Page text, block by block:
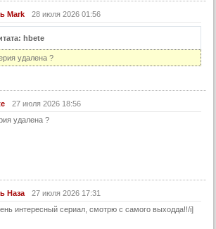
Mark 28 июля 2026 01:56
hbete
удалена ?
27 июля 2026 18:56
удалена ?
Наза
27 июля 2026 17:31
интересный сериал, смотрю с самого выходда!!/i]